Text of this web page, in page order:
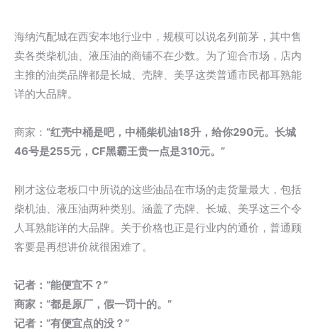
海纳汽配城在西安本地行业中，规模可以说名列前茅，其中售
卖各类柴机油、液压油的商铺不在少数。为了迎合市场，店内
主推的油类品牌都是长城、壳牌、美孚这类普通市民都耳熟能
详的大品牌。
商家： “红壳中桶是吧，中桶柴机油18升，给你290元。长城
46号是255元，CF黑霸王贵一点是310元。”
刚才这位老板口中所说的这些油品在市场的走货量最大，包括
柴机油、液压油两种类别。涵盖了壳牌、长城、美孚这三个令
人耳熟能详的大品牌。关于价格也正是行业内的通价，普通顾
客要是再想讲价就很困难了。
记者：“能便宜不？”
商家：“都是原厂，假一罚十的。”
记者：“有便宜点的没？”